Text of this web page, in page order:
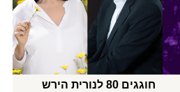
חוגגים 80 לנורית הירש